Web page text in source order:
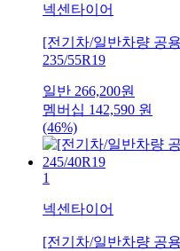
넥센타이어
[전기차/일반차량 공
235/55R19
일반 266,200원
멤버십 142,590 원
(46%)
1
넥센타이어
[전기차/일반차량 공